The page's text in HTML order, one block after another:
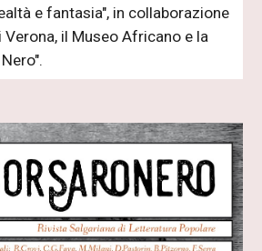
e fantasia", in collaborazione
il Museo Africano e la